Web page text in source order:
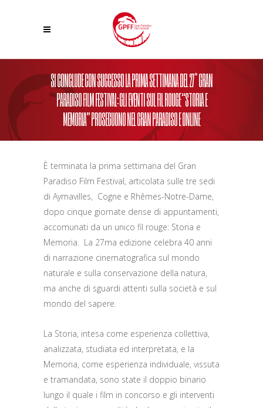
SI CONCLUDE CON SUCCESSO LA PRIMA SETTIMANA DEL 27° GRAN
PARADISO FILM FESTIVAL: GLI EVENTI SUL FIL ROUGE “STORIA E
MEMORIA” PROSEGUONO NEL GRAN PARADISO E ONLINE
È terminata la prima settimana del Gran
Paradiso Film Festival, articolata sulle tre sedi
di Aymavilles, Cogne e Rhêmes-Notre-Dame,
dopo cinque giornate dense di appuntamenti,
accomunati da un unico fil rouge: Storia e
Memoria. La 27ma edizione celebra 40 anni
di narrazione cinematografica sul mondo
naturale e sulla conservazione della natura,
ma anche di sguardi attenti sulla società e sul
mondo del sapere.
La Storia, intesa come esperienza collettiva,
analizzata, studiata ed interpretata, e la
Memoria, come esperienza individuale, vissuta
e tramandata, sono state il doppio binario
lungo il quale i film in concorso e gli interventi